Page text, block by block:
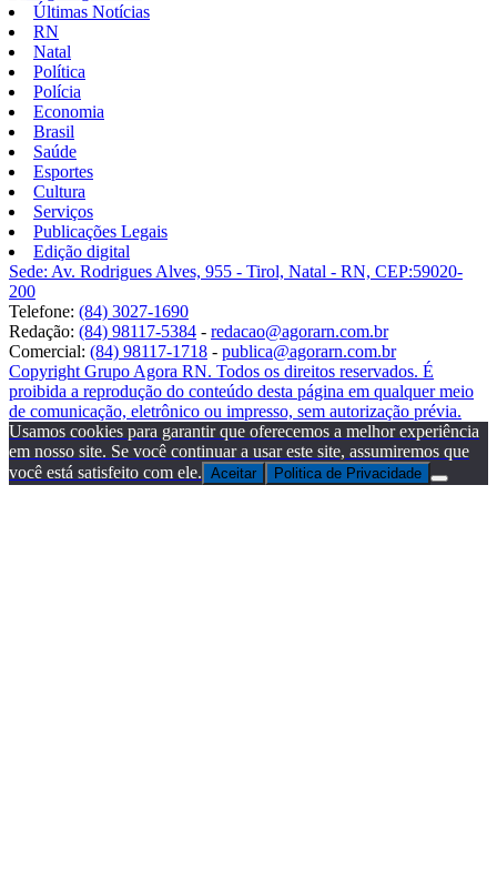
Últimas Notícias
RN
Natal
Política
Polícia
Economia
Brasil
Saúde
Esportes
Cultura
Serviços
Publicações Legais
Edição digital
Sede: Av. Rodrigues Alves, 955 - Tirol, Natal - RN, CEP:59020-
200
Telefone: (84) 3027-1690
Redação: (84) 98117-5384 - redacao@agorarn.com.br
Comercial: (84) 98117-1718 - publica@agorarn.com.br
Copyright Grupo Agora RN. Todos os direitos reservados. É
proibida a reprodução do conteúdo desta página em qualquer meio
de comunicação, eletrônico ou impresso, sem autorização prévia.
Usamos cookies para garantir que oferecemos a melhor experiência
em nosso site. Se você continuar a usar este site, assumiremos que
você está satisfeito com ele. Aceitar Politica de Privacidade